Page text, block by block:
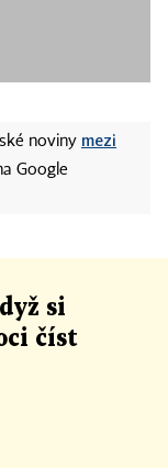
noviny mezi
Google
si
číst